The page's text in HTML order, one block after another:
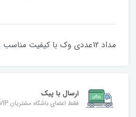
مداد 12عددی وک با کیفیت مناسب ساخت ایران
ارسال با پیک
فقط اعضای باشگاه مشتریان VIP